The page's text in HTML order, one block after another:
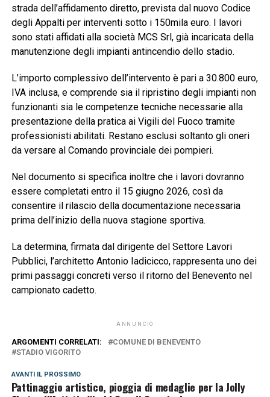
strada dell’affidamento diretto, prevista dal nuovo Codice
degli Appalti per interventi sotto i 150mila euro. I lavori
sono stati affidati alla società MCS Srl, già incaricata della
manutenzione degli impianti antincendio dello stadio.
L’importo complessivo dell’intervento è pari a 30.800 euro,
IVA inclusa, e comprende sia il ripristino degli impianti non
funzionanti sia le competenze tecniche necessarie alla
presentazione della pratica ai Vigili del Fuoco tramite
professionisti abilitati. Restano esclusi soltanto gli oneri
da versare al Comando provinciale dei pompieri.
Nel documento si specifica inoltre che i lavori dovranno
essere completati entro il 15 giugno 2026, così da
consentire il rilascio della documentazione necessaria
prima dell’inizio della nuova stagione sportiva.
La determina, firmata dal dirigente del Settore Lavori
Pubblici, l’architetto Antonio Iadicicco, rappresenta uno dei
primi passaggi concreti verso il ritorno del Benevento nel
campionato cadetto.
ANNUNCIO
ARGOMENTI CORRELATI:
COMUNE DI BENEVENTO
STADIO VIGORITO
AVANTI IL ​​PROSSIMO
Pattinaggio artistico, pioggia di medaglie per la Jolly